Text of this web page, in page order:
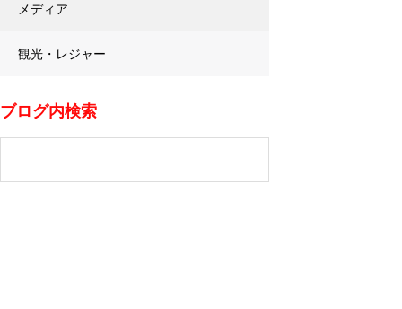
メディア
観光・レジャー
ブログ内検索